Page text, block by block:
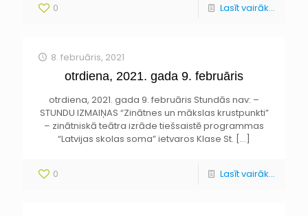
0 Lasīt vairāk...
8. februāris, 2021
otrdiena, 2021. gada 9. februāris
otrdiena, 2021. gada 9. februāris Stundās nav: –
STUNDU IZMAIŅAS “Zinātnes un mākslas krustpunkti”
– zinātniskā teātra izrāde tiešsaistē programmas
“Latvijas skolas soma” ietvaros Klase St. […]
0 Lasīt vairāk...